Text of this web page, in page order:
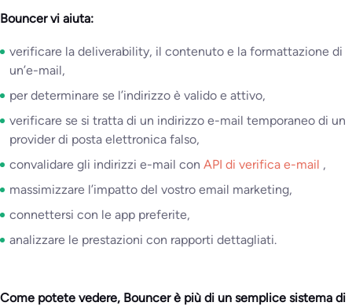
Bouncer vi aiuta:
verificare la deliverability, il contenuto e la formattazione di
un’e-mail,
per determinare se l’indirizzo è valido e attivo,
verificare se si tratta di un indirizzo e-mail temporaneo di un
provider di posta elettronica falso,
convalidare gli indirizzi e-mail con API di verifica e-mail ,
massimizzare l’impatto del vostro email marketing,
connettersi con le app preferite,
analizzare le prestazioni con rapporti dettagliati.
Come potete vedere, Bouncer è più di un semplice sistema di